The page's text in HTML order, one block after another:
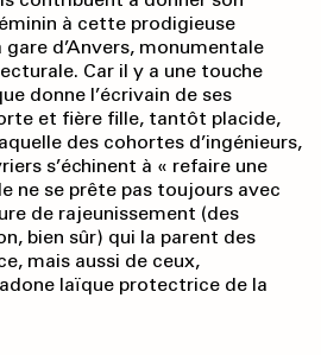
à cette prodigieuse
d’Anvers, monumentale
Car il y a une touche
donne l’écrivain de ses
et fière fille, tantôt placide,
des cohortes d’ingénieurs,
s’échinent à « refaire une
ne se prête pas toujours avec
de rajeunissement (des
bien sûr) qui la parent des
mais aussi de ceux,
laïque protectrice de la